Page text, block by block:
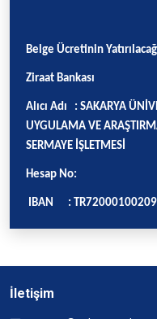
Belge Ücretinin
Ziraat Bankası
Alıcı Adı : SAKARYA
UYGULAMA VE
SERMAYE İŞLETMESİ
Hesap No:
IBAN :
İletişim